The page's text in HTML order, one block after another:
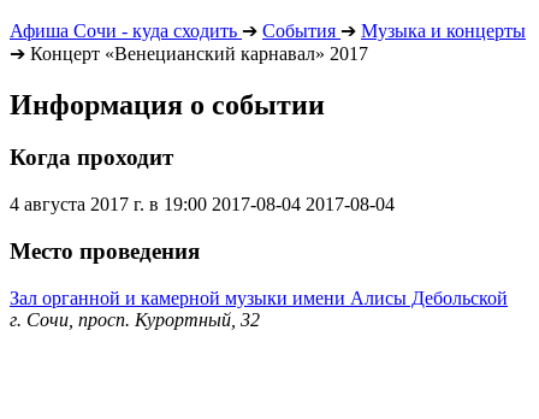
Афиша Сочи - куда сходить ➔ События ➔ Музыка и концерты
➔ Концерт «Венецианский карнавал» 2017
Информация о событии
Когда проходит
4 августа 2017 г. в 19:00 2017-08-04 2017-08-04
Место проведения
Зал органной и камерной музыки имени Алисы Дебольской
г. Сочи, просп. Курортный, 32